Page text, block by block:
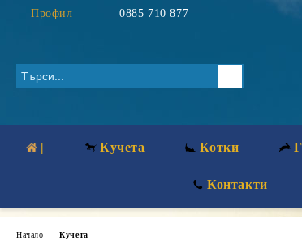
Профил 0885 710 877
| Кучета Котки
Контакти
Начало Кучета